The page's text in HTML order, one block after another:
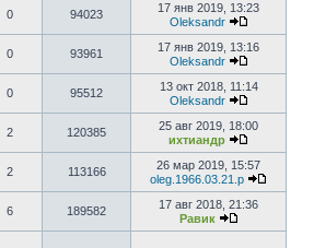
0 94023
17 янв 2019, 13:23
Oleksandr
0 93961
17 янв 2019, 13:16
Oleksandr
0 95512
13 окт 2018, 11:14
Oleksandr
2 120385
25 авг 2019, 18:00
ихтиандр
2 113166
26 мар 2019, 15:57
oleg.1966.03.21.p
6 189582
17 авг 2018, 21:36
Равик